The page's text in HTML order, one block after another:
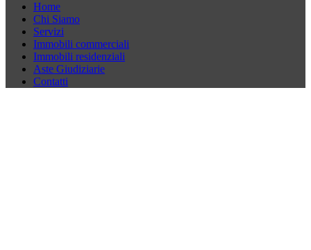
Home
Chi Siamo
Servizi
Immobili commerciali
Immobili residenziali
Aste Giudiziarie
Contatti